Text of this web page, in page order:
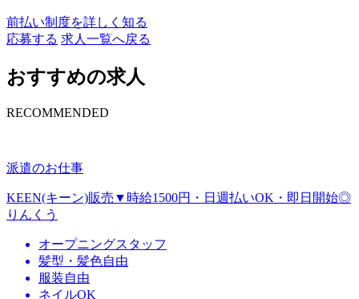
前払い制度を詳しく知る
応募する 求人一覧へ戻る
おすすめの求人
RECOMMENDED
派遣のお仕事
KEEN(キーン)販売▼時給1500円・日週払いOK・即日開始◎
りんくう
オープニングスタッフ
髪型・髪色自由
服装自由
ネイルOK